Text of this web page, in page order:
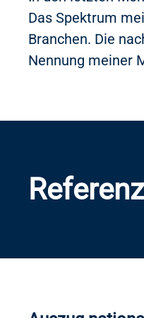
Das Spektrum
Branchen. Die
Nennung meiner